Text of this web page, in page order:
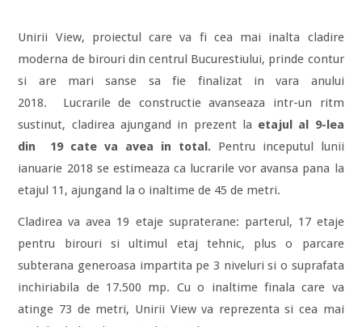
Unirii View, proiectul care va fi cea mai inalta cladire
moderna de birouri din centrul Bucurestiului, prinde contur
si are mari sanse sa fie finalizat in vara anului
2018. Lucrarile de constructie avanseaza intr-un ritm
sustinut, cladirea ajungand in prezent la etajul al 9-lea
din 19 cate va avea in total.Pentru inceputul lunii
ianuarie 2018 se estimeaza ca lucrarile vor avansa pana la
etajul 11, ajungand la o inaltime de 45 de metri.
Cladirea va avea 19 etaje supraterane: parterul, 17 etaje
pentru birouri si ultimul etaj tehnic, plus o parcare
subterana generoasa impartita pe 3 niveluri si o suprafata
inchiriabila de 17.500 mp. Cu o inaltime finala care va
atinge 73 de metri, Unirii View va reprezenta si cea mai